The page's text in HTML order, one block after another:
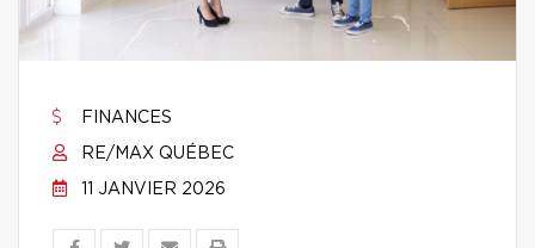
FINANCES
RE/MAX QUÉBEC
11 JANVIER 2026